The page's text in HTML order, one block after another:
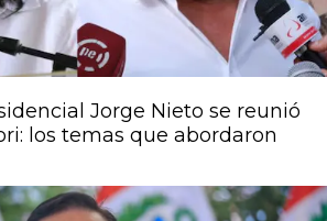
Jorge Nieto se reunió
los temas que abordaron